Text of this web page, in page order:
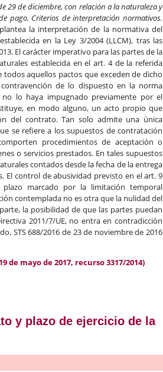
29 de diciembre, con relación a la naturaleza y
pago. Criterios de interpretación normativos.
la interpretación de la normativa del
en la Ley 3/2004 (LLCM), tras las
El carácter imperativo para las partes de la
establecida en el art. 4 de la referida
aquellos pactos que exceden de dicho
de lo dispuesto en la norma
lo haya impugnado previamente por el
en modo alguno, un acto propio que
del contrato. Tan solo admite una única
se refiere a los supuestos de contratación
procedimientos de aceptación o
o servicios prestados. En tales supuestos
contados desde la fecha de la entrega
El control de abusividad previsto en el art. 9
marcado por la limitación temporal
contemplada no es otra que la nulidad del
la posibilidad de que las partes puedan
2011/7/UE, no entra en contradicción
STS 688/2016 de 23 de noviembre de 2016
mayo de 2017, recurso 3317/2014)
y plazo de ejercicio de la